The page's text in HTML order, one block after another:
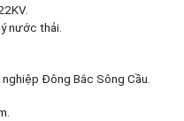
nước thải.
Đông Bắc Sông Cầu.